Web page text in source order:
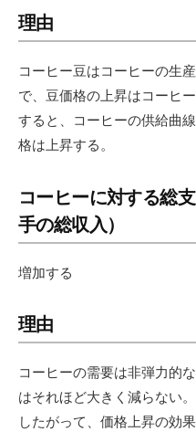
理由
コーヒー豆はコーヒーの生
で、豆価格の上昇はコーヒ
すると、コーヒーの供給曲
格は上昇する。
コーヒーに対する総
手の総収入）
増加する
理由
コーヒーの需要は非弾力的
はそれほど大きく減らない。
したがって、価格上昇の効